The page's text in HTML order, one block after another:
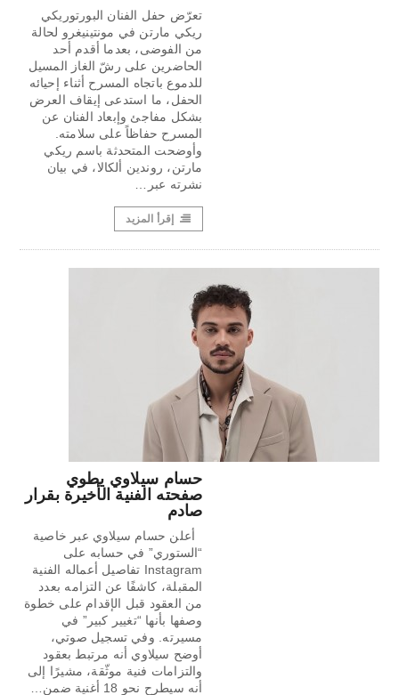
تعرّض حفل الفنان البورتوريكي
ريكي مارتن في مونتينيغرو لحالة
من الفوضى، بعدما أقدم أحد
الحاضرين على رشّ الغاز المسيل
للدموع باتجاه المسرح أثناء إحيائه
الحفل، ما استدعى إيقاف العرض
بشكل مفاجئ وإبعاد الفنان عن
المسرح حفاظاً على سلامته.
وأوضحت المتحدثة باسم ريكي
مارتن، روندين ألكالا، في بيان
نشرته عبر…
إقرأ المزيد
حسام سيلاوي يطوي
صفحته الفنية الأخيرة بقرار
صادم
أعلن حسام سيلاوي عبر خاصية
“الستوري” في حسابه على
Instagram تفاصيل أعماله الفنية
المقبلة، كاشفًا عن التزامه بعدد
من العقود قبل الإقدام على خطوة
وصفها بأنها “تغيير كبير” في
مسيرته. وفي تسجيل صوتي،
أوضح سيلاوي أنه مرتبط بعقود
والتزامات فنية موثّقة، مشيرًا إلى
أنه سيطرح نحو 18 أغنية ضمن…